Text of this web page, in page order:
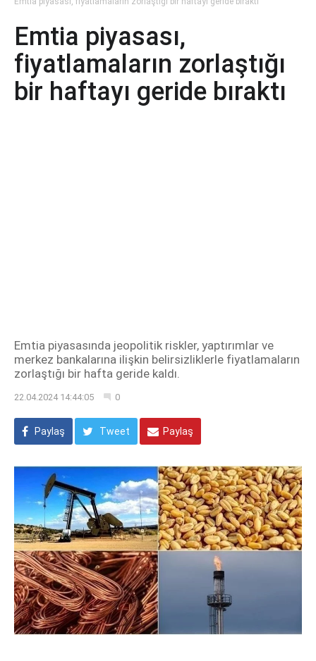
Emtia piyasası,
fiyatlamaların zorlaştığı
bir haftayı geride bıraktı
Emtia piyasasında jeopolitik riskler, yaptırımlar ve
merkez bankalarına ilişkin belirsizliklerle fiyatlamaların
zorlaştığı bir hafta geride kaldı.
22.04.2024 14:44:05 0
Paylaş Tweet Paylaş